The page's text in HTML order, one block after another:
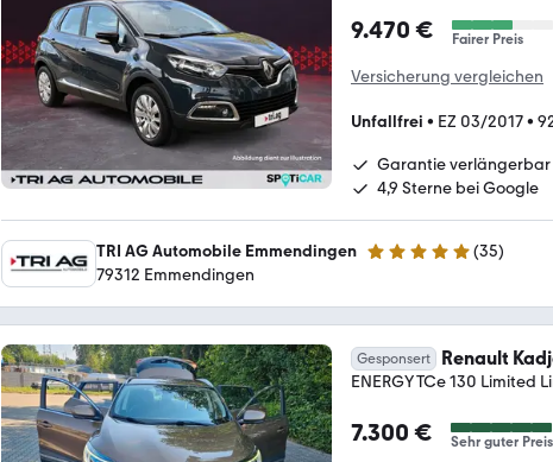
9.470 € Fairer Preis
Versicherung vergleichen
Unfallfrei • EZ 03/2017•
Garantie verlängerbar
4,9 Sterne bei Google
TRI AG Automobile Emmendingen 5 Sterne (35)
79312 Emmendingen
Gesponsert Renault
ENERGY TCe 130 Limited
7.300 € Sehr guter Preis